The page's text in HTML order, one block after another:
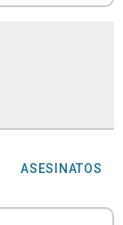
ASESINATOS